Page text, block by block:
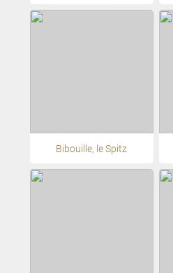
Bibouille, le Spitz